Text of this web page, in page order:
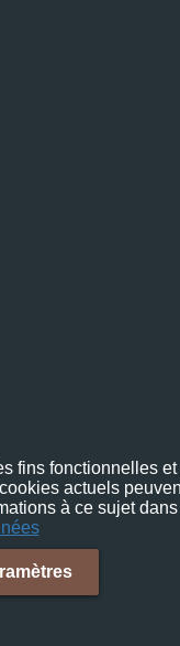
fins fonctionnelles
actuels
à ce sujet